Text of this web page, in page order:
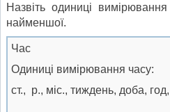
Назвіть одиниці
найменшої.
Час
Одиниці вимірювання часу:
ст., р., міс., тиждень, доба,